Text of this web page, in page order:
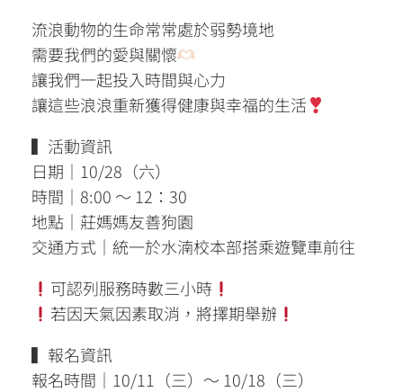
流浪動物的生命常常處於弱勢境地
需要我們的愛與關懷
讓我們一起投入時間與心力
讓這些浪浪重新獲得健康與幸福的生活
▍活動資訊
日期｜10/28（六）
時間｜8:00 ～ 12：30
地點｜莊媽媽友善狗園
交通方式｜統一於水湳校本部搭乘遊覽車前往
可認列服務時數三小時
若因天氣因素取消，將擇期舉辦
▍報名資訊
報名時間｜10/11（三）～ 10/18（三）